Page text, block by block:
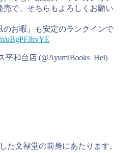
で、そちらもよろしくお願い
のお暇』も安定のランクインで
uBgPFJhvYE
和台店 (@AyumiBooks_Hei)
た文禄堂の前身にあたります。